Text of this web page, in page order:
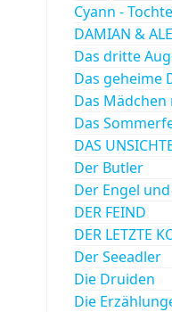
Cyann -
DAMIAN &
Das dritte
Das geheime
Das
Das
DAS
Der Butler
Der Engel
DER FEIND
DER LETZTE
Der Seeadler
Die Druiden
Die